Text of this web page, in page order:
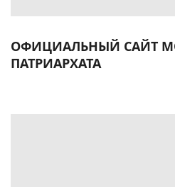
ОФИЦИАЛЬНЫЙ САЙТ
ПАТРИАРХАТА